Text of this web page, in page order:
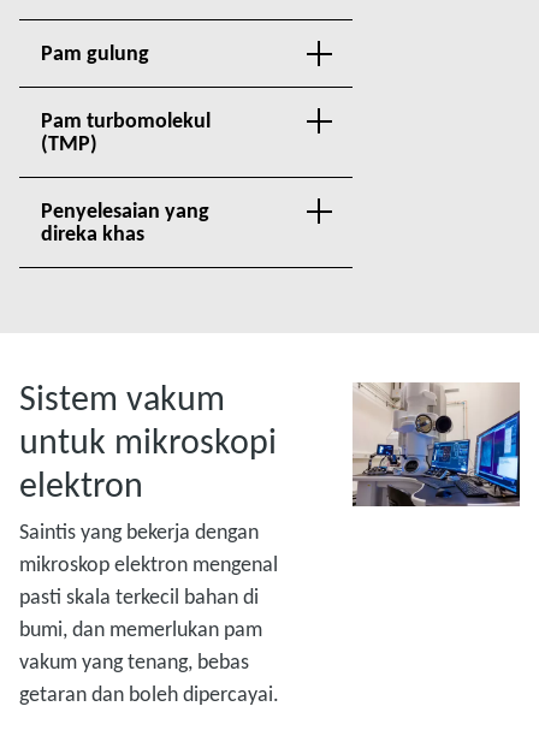
Pam gulung
Pam turbomolekul
(TMP)
Penyelesaian yang
direka khas
Sistem vakum
untuk mikroskopi
elektron
Saintis yang bekerja dengan
mikroskop elektron mengenal
pasti skala terkecil bahan di
bumi, dan memerlukan pam
vakum yang tenang, bebas
getaran dan boleh dipercayai.